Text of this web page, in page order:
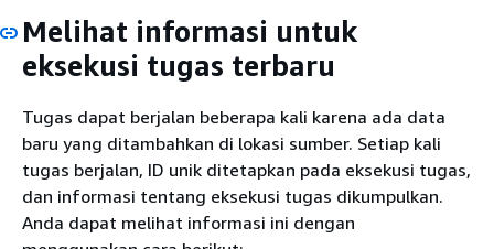
Melihat informasi untuk
eksekusi tugas terbaru
Tugas dapat berjalan beberapa kali karena ada data
baru yang ditambahkan di lokasi sumber. Setiap kali
tugas berjalan, ID unik ditetapkan pada eksekusi tugas,
dan informasi tentang eksekusi tugas dikumpulkan.
Anda dapat melihat informasi ini dengan